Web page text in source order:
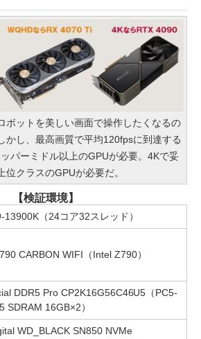
ボットを美しい画面で操作したくなるの
かし、最高画質で平均120fpsに到達する
パーミドル以上のGPUが必要。4Kで妥
クラスのGPUが必要だ。
【検証環境】
13900K（24コア32スレッド）
CARBON WIFI（Intel Z790）
DDR5 Pro CP2K16G56C46U5（PC5-
SDRAM 16GB×2）
WD_BLACK SN850 NVMe